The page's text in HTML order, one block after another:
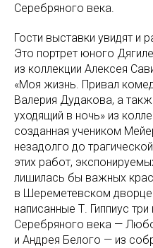
Серебряного века.
Гости выставки увидят и
Это портрет юного
из коллекции Алексея
«Моя жизнь. Привал
Валерия Дудакова, а
уходящий в ночь» из
созданная учеником
незадолго до
этих работ,
лишилась бы важных
в Шереметевском дворце
написанные Т. Гиппиус
Серебряного века —
и Андрея Белого — из